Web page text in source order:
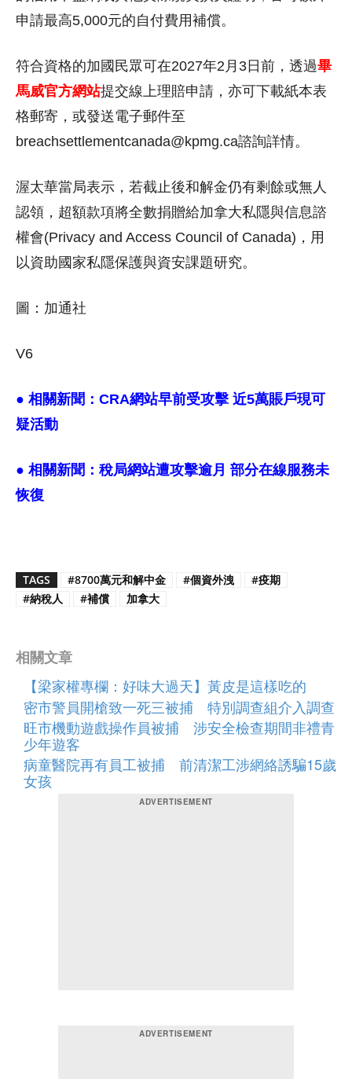
申請最高5,000元的自付費用補償。
符合資格的加國民眾可在2027年2月3日前，透過畢
馬威官方網站提交線上理賠申請，亦可下載紙本表
格郵寄，或發送電子郵件至
breachsettlementcanada@kpmg.ca諮詢詳情。
渥太華當局表示，若截止後和解金仍有剩餘或無人
認領，超額款項將全數捐贈給加拿大私隱與信息諮
權會(Privacy and Access Council of Canada)，用
以資助國家私隱保護與資安課題研究。
圖：加通社
V6
● 相關新聞： CRA網站早前受攻擊 近5萬賬戶現可
疑活動
● 相關新聞： 稅局網站遭攻擊逾月 部分在線服務未
恢復
TAGS #8700萬元和解中金 #個資外洩
#疫期
#納稅人
#補償 加拿大
相關文章
【梁家權專欄：好味大過天】黃皮是這樣吃的
密市警員開槍致一死三被捕 特別調查組介入調查
旺市機動遊戲操作員被捕 涉安全檢查期間非禮青
少年遊客
病童醫院再有員工被捕 前清潔工涉網絡誘騙15歲
女孩